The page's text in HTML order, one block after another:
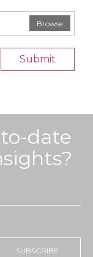
Browse
Submit
date
SUBSCRIBE